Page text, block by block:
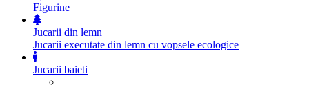
Figurine
Jucarii din lemn
Jucarii executate din lemn cu vopsele ecologice
Jucarii baieti